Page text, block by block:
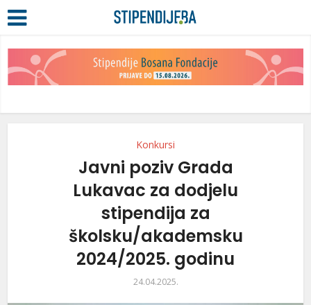
Konkursi
Javni poziv Grada
Lukavac za dodjelu
stipendija za
školsku/akademsku
2024/2025. godinu
24.04.2025.